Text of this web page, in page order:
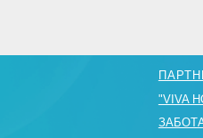
+7 (862) 230 61 20
reservation@viva-hotels.ru